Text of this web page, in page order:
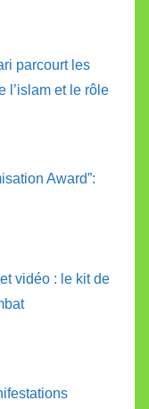
parcourt les
l’islam et le rôle
Award”:
vidéo : le kit de